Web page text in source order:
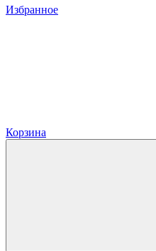
Избранное
Корзина